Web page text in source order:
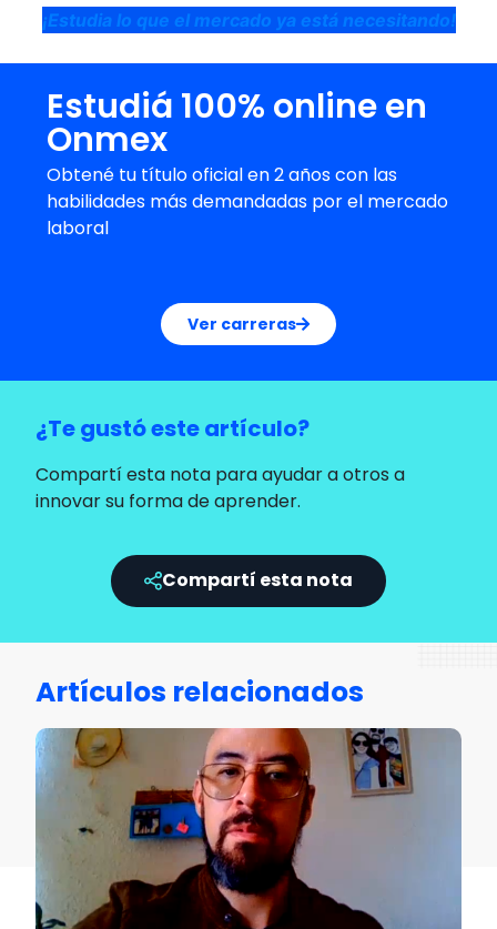
¡Estudia lo que el mercado ya está necesitando!
Estudiá 100% online en
Onmex
Obtené tu título oficial en 2 años con las
habilidades más demandadas por el mercado
laboral
Ver carreras
¿Te gustó este artículo?
Compartí esta nota para ayudar a otros a
innovar su forma de aprender.
Compartí esta nota
Artículos relacionados